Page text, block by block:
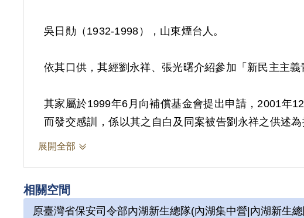
吳日勛（1932-1998），山東煙台人。
依其口供，其經劉永祥、張光曙介紹參加「新民主主義
其家屬於1999年6月向補償基金會提出申請，2001年
而發交感訓，係以其之自白及同案被告劉永祥之供述
之叛亂活動可資佐證，故應認本案非有實據。
展開全部
相關空間
原臺灣省保安司令部內湖新生總隊(內湖集中營|內湖新生